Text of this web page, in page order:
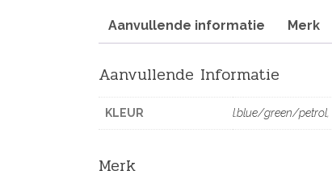
Aanvullende informatie Merk
Aanvullende Informatie
KLEUR l.blue/green/petrol,
Merk